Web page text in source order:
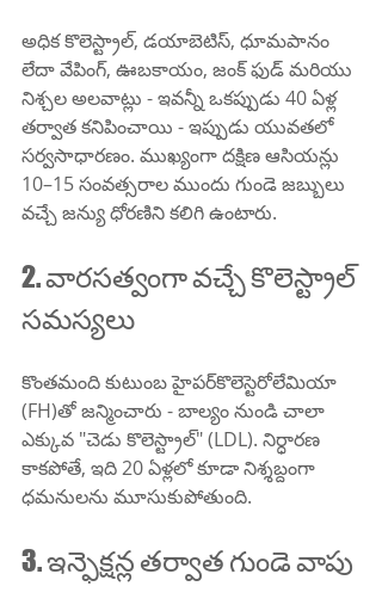
అధిక కొలెస్ట్రాల్, డయాబెటిస్, ధూమపానం
లేదా వేపింగ్, ఊబకాయం, జంక్ ఫుడ్ మరియు
నిశ్చల అలవాట్లు - ఇవన్నీ ఒకప్పుడు 40 ఏళ్ల
తర్వాత కనిపించాయి - ఇప్పుడు యువతలో
సర్వసాధారణం. ముఖ్యంగా దక్షిణ ఆసియన్లు
10–15 సంవత్సరాల ముందు గుండె జబ్బులు
వచ్చే జన్యు ధోరణిని కలిగి ఉంటారు.
2. వారసత్వంగా వచ్చే కొలెస్ట్రాల్
సమస్యలు
కొంతమంది కుటుంబ హైపర్‌కొలెస్టెరోలేమియా
(FH)తో జన్మించారు - బాల్యం నుండి చాలా
ఎక్కువ "చెడు కొలెస్ట్రాల్" (LDL). నిర్ధారణ
కాకపోతే, ఇది 20 ఏళ్లలో కూడా నిశ్శబ్దంగా
ధమనులను మూసుకుపోతుంది.
3. ఇన్ఫెక్షన్ల తర్వాత గుండె వాపు